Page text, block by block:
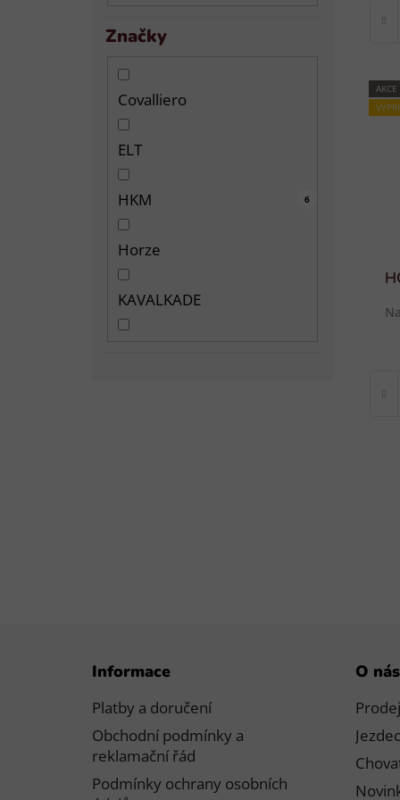
Značky
Covalliero
17
ELT
1
HKM 36
Horze
10
KAVALKADE
2
31
31
6
AKCE
Informace
Platby a doručení
Obchodní podmínky a
reklamační řád
Podmínky ochrany osobních
O nás